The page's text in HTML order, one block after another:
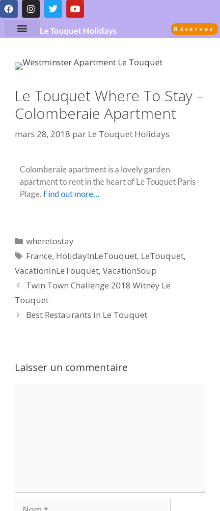
Le Touquet Holidays Réservez
Le Touquet Where To Stay –
Colomberaie Apartment
mars 28, 2018 par Le Touquet Holidays
Colomberaie apartment is a lovely garden
apartment to rent in the heart of Le Touquet Paris
Plage. Find out more…
wheretostay
France, HolidayInLeTouquet, LeTouquet,
VacationInLeTouquet, VacationSoup
Twin Town Challenge 2018 Witney Le
Touquet
Best Restaurants in Le Touquet
Laisser un commentaire